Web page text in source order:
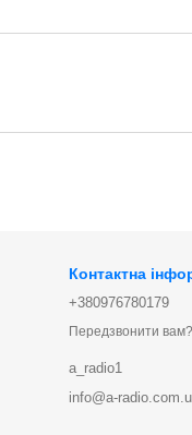
Контактна
+380976780179
Передзвонити вам?
a_radio1
info@a-